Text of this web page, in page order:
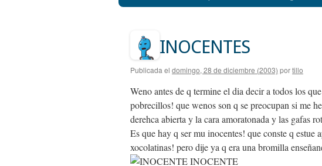
contenido INOCENTES
Publicada el domingo, 28 de diciembre (2003) portillo
Weno antes de q termine el dia decir a todos los
pobrecillos! que wenos son q se preocupan si me
derehca abierta y la cara amoratonada y las gafas
Es que hay q ser mu inocentes! que conste q
xocolatinas! pero dije ya q era una bromilla